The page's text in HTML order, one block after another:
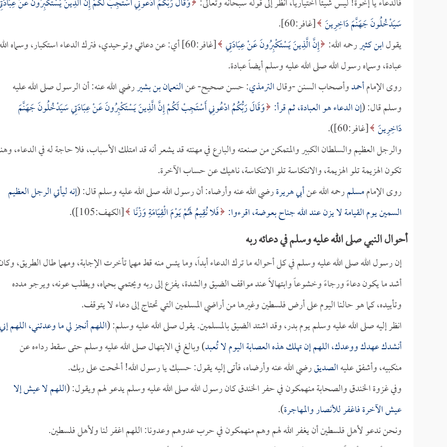
سَيَدْخُلُونَ جَهَنَّمَ دَاخِرِينَ [غافر:60].
يقولابن كثيررحمه الله: إِنَّ الَّذِينَ يَسْتَكْبِرُونَ عَنْ عِبَادَتِي
[غافر:60] أي: عن دعائي وتوحيدي، فترك الدعاء استكبار، وسماه
عبادة، وسماه رسول الله صلى الله عليه وسلم أيضاً عبادة.
روى الإمامأحمدوأصحاب السنن -وقالالترمذي: حسن صحيح- عنالنعمان بن بشيررضي الله عنه: أن الرسول صلى الله عليه
وسلم قال: (إن الدعاء هو العبادة، ثم قرأ: وَقَالَ رَبُّكُمُ ادْعُونِي أَسْتَجِبْ لَكُمْ إِنَّ الَّذِينَ يَسْتَكْبِرُونَ عَنْ عِبَادَتِي سَيَدْخُلُونَ جَهَنَّمَ
دَاخِرِينَ [غافر:60]).
والرجل العظيم والسلطان الكبير والمتمكن من صنعته والبارع في مهنته قد يشعر أنه قد امتلك الأسباب، فلا حاجة له في الدعاء،
تكون الهزيمة تلو الهزيمة، والانتكاسة تلو الانتكاسة، ناهيك عن حساب الآخرة.
روى الإماممسلمرحمه الله عنأبي هريرةرضي الله عنه وأرضاه: أن رسول الله صلى الله عليه وسلم قال: (إنه ليأتي الرجل العظيم
السمين يوم القيامة لا يزن عند الله جناح بعوضة، اقرءوا: فَلا نُقِيمُ لَهُمْ يَوْمَ الْقِيَامَةِ وَزْنًا [الكهف:105]).
أحوال النبي صلى الله عليه وسلم في دعائه ربه
إن رسول الله صلى الله عليه وسلم في كل أحواله ما ترك الدعاء أبداً، وما يئس منه قط مهما تأخرت الإجابة، ومهما طال الطريق،
أشد ما يكون دعاءً ورجاءً وخشوعاً وابتهالاً عند مواقف الضيق والشدة، يفزع إلى ربه ويحتمي بحماه، ويطلب عونه، ويرجو مدده
وتأييده، كما هو حالنا اليوم على أرض فلسطين وغيرها من أراضي المسلمين التي تحتاج إلى دعاء لا يتوقف.
انظر إليه صلى الله عليه وسلم يوم بدر، وقد اشتد الضيق بالمسلمين. يقول صلى الله عليه وسلم: (اللهم أنجز لي ما وعدتني، اللهم
أنشدك عهدك ووعدك، اللهم إن تهلك هذه العصابة اليوم لا تُعبد) وبالغ في الابتهال صلى الله عليه وسلم حتى سقط رداءه عن
منكبيه، وأشفق عليهالصديقرضي الله عنه وأرضاه، فأتى إليه يقول: حسبك يا رسول الله! ألححت على ربك.
وفي غزوة الخندق والصحابة منهمكون في حفر الخندق كان رسول الله صلى الله عليه وسلم يدعو لهم ويقول: (اللهم لا عيش إلا
عيش الآخرة فاغفر للأنصار والمهاجرة).
ونحن ندعو لأهل فلسطين أن يغفر الله لهم وهم منهمكون في حرب عدوهم وعدونا: اللهم اغفر لنا ولأهل فلسطين.